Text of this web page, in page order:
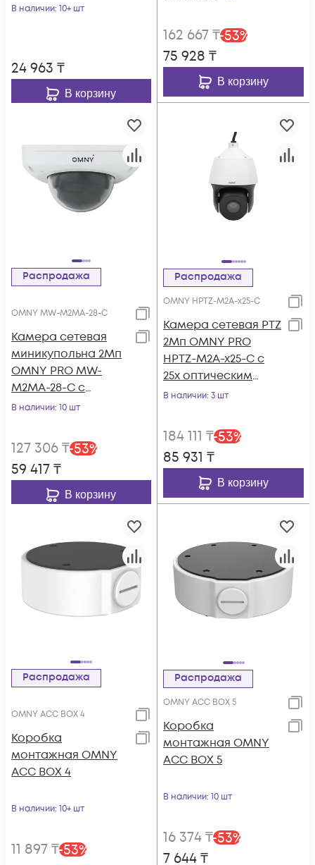
микрофоном,
В наличии: 10+ шт
24 963 ₸
В корзину
162 667₸-53%
75 928 ₸
В корзину
Распродажа
OMNY MW-M2MA-28-C
Камера сетевая
миникупольна 2Мп
OMNY PRO MW-
M2MA-28-C с
микрофоном
В наличии: 10 шт
127 306₸-53%
59 417₸
В корзину
Распродажа
OMNY HPTZ-M2A-x25-C
Камера сетевая PTZ
2Мп OMNY PRO
HPTZ-M2A-x25-C с
25x оптическим
увеличением
В наличии: 3 шт
184 111 ₸-53%
85 931 ₸
В корзину
Распродажа
OMNY ACC BOX 4
Коробка
монтажная OMNY
ACC BOX 4
В наличии: 10+ шт
11 897₸-53%
Распродажа
OMNY ACC BOX 5
Коробка
монтажная OMNY
ACC BOX 5
В наличии: 10 шт
16 374₸-53%
7 644₸